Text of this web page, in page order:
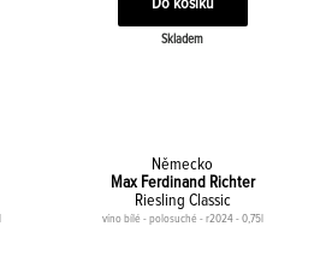
Skladem
Německo
Max Ferdinand Richter
Riesling Classic
víno bílé - polosuché - r2024 - 0,75l